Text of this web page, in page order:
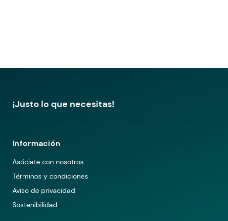
¡Justo lo que necesitas!
Información
Asóciate con nosotros
Términos y condiciones
Aviso de privacidad
Sostenibilidad